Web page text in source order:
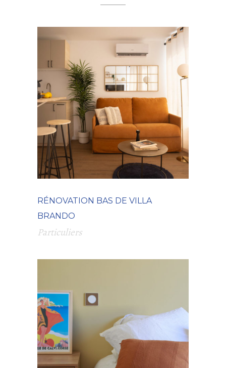
RÉNOVATION BAS DE VILLA
BRANDO
Particuliers